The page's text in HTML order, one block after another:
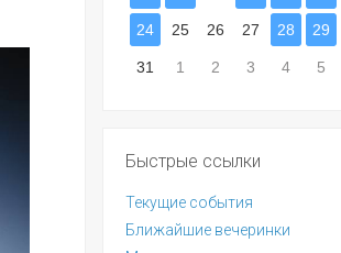
24 25 26 27 28 29
31 1 2 3 4 5
Быстрые ссылки
Текущие события
Ближайшие вечеринки